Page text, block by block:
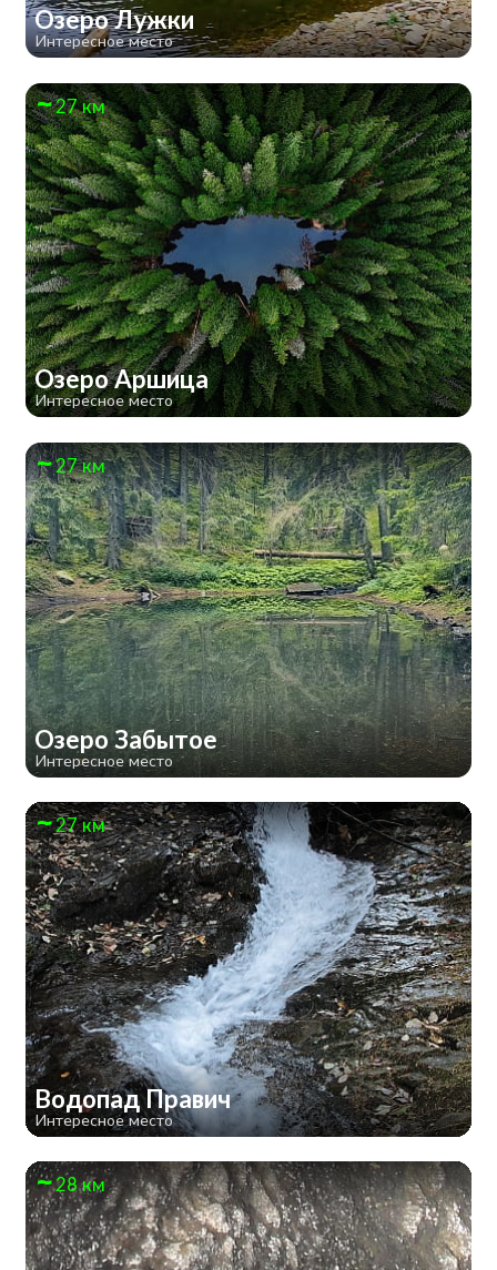
Озеро Лужки
Интересное место
27 км
Озеро Аршица
Интересное место
27 км
Озеро Забытое
Интересное место
27 км
Водопад Правич
Интересное место
28 км